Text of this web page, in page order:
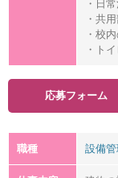
・日
・共
・校
・ト
応募フォーム
職種 設備管